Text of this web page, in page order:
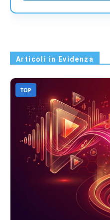
Articoli in Evidenza
TOP